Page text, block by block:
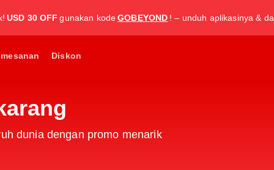
USD 30 OFF gunakan kodeGOBEYOND ! – unduh aplikasinya &
Diskon
dunia dengan promo menarik